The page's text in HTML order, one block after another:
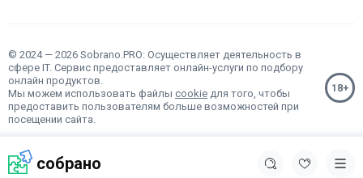
собрано
© 2024 — 2026 Sobrano.PRO: Осуществляет деятельность в
сфере IT. Сервис предоставляет онлайн-услуги по подбору
онлайн продуктов.
Мы можем использовать файлы cookie для того, чтобы
предоставить пользователям больше возможностей при
посещении сайта.